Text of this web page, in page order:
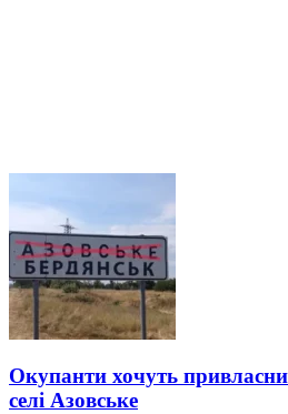
Окупанти хочуть
селі Азовське